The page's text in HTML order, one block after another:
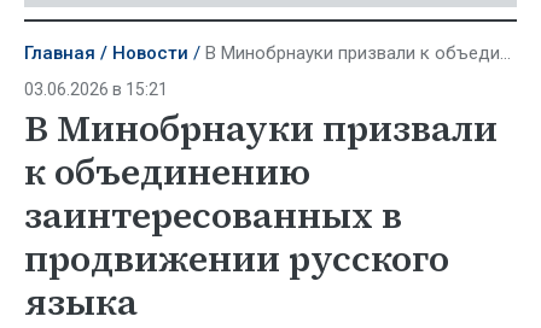
Главная Новости В Минобрнауки призвали к объединению заинтересованных в продвижении русского языка
03.06.2026 в 15:21
В Минобрнауки призвали
к объединению
заинтересованных в
продвижении русского
языка